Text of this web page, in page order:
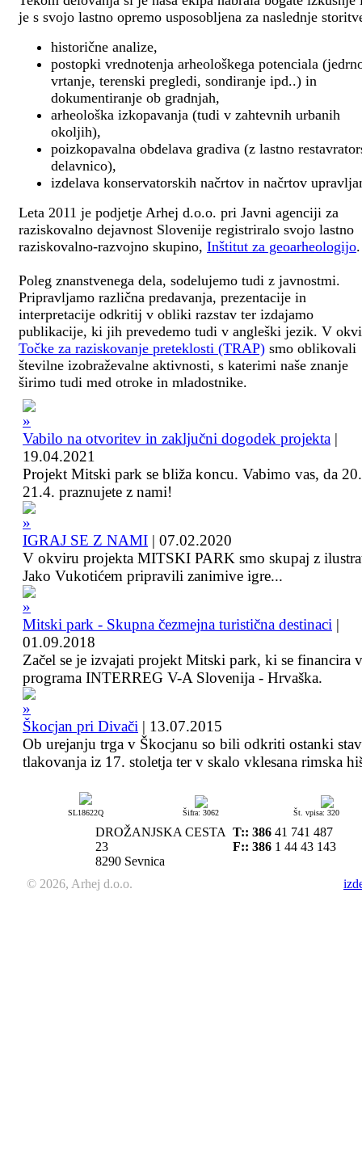
je s svojo lastno opremo usposobljena za naslednje
historične analize,
postopki vrednotenja arheološkega potenciala
vrtanje, terenski pregledi, sondiranje ipd..) in
dokumentiranje ob gradnjah,
arheološka izkopavanja (tudi v zahtevnih urbanih
okoljih),
poizkopavalna obdelava gradiva (z lastno
delavnico),
izdelava konservatorskih načrtov in načrtov
Leta 2011 je podjetje Arhej d.o.o. pri Javni agenciji za
raziskovalno dejavnost Slovenije registriralo svojo lastno
raziskovalno-razvojno skupino, Inštitut za geoarheologijo.
Poleg znanstvenega dela, sodelujemo tudi z javnostmi.
Pripravljamo različna predavanja, prezentacije in
interpretacije odkritij v obliki razstav ter izdajamo
publikacije, ki jih prevedemo tudi v angleški jezik. V
Točke za raziskovanje preteklosti (TRAP) smo oblikovali
številne izobraževalne aktivnosti, s katerimi naše znanje
širimo tudi med otroke in mladostnike.
Vabilo na otvoritev in zaključni dogodek projekta |
19.04.2021
Projekt Mitski park se bliža koncu. Vabimo vas, da
21.4. praznujete z nami!
IGRAJ SE Z NAMI | 07.02.2020
V okviru projekta MITSKI PARK smo skupaj z
Jako Vukotićem pripravili zanimive igre...
Mitski park - Skupna čezmejna turistična destinaci |
01.09.2018
Začel se je izvajati projekt Mitski park, ki se financira
programa INTERREG V-A Slovenija - Hrvaška.
Škocjan pri Divači | 13.07.2015
Ob urejanju trga v Škocjanu so bili odkriti ostanki
tlakovanja iz 17. stoletja ter v skalo vklesana rimska
SL18622Q Šifra: 3062 Št. vpisa: 320
DROŽANJSKA CESTA
23
8290 Sevnica
T:: 386 41 741 487
F:: 386 1 44 43 143
© 2026, Arhej d.o.o.